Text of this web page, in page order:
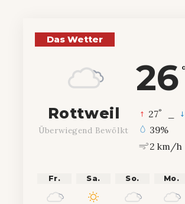
Das Wetter
26
Rottweil
Überwiegend Bewölkt
27°
39%
2 km/h
Fr. Sa. So. Mo.